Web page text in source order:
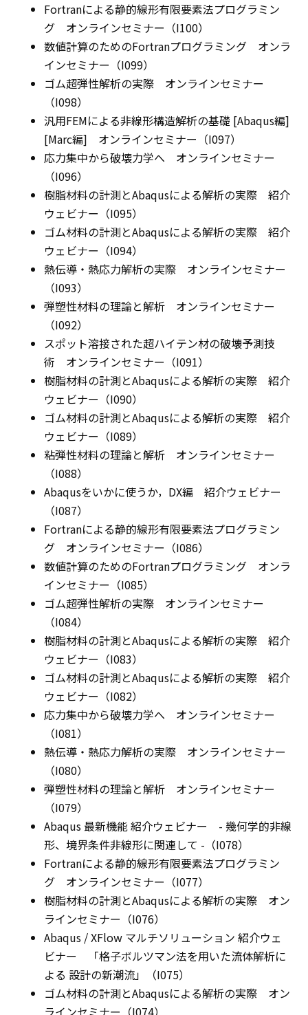
Fortranによる静的線形有限要素法プログラミン
グ オンラインセミナー（I100）
数値計算のためのFortranプログラミング オンラ
インセミナー（I099）
ゴム超弾性解析の実際 オンラインセミナー
（I098）
汎用FEMによる非線形構造解析の基礎 [Abaqus編]
[Marc編] オンラインセミナー（I097）
応力集中から破壊力学へ オンラインセミナー
（I096）
樹脂材料の計測とAbaqusによる解析の実際 紹介
ウェビナー（I095）
ゴム材料の計測とAbaqusによる解析の実際 紹介
ウェビナー（I094）
熱伝導・熱応力解析の実際 オンラインセミナー
（I093）
弾塑性材料の理論と解析 オンラインセミナー
（I092）
スポット溶接された超ハイテン材の破壊予測技
術 オンラインセミナー（I091）
樹脂材料の計測とAbaqusによる解析の実際 紹介
ウェビナー（I090）
ゴム材料の計測とAbaqusによる解析の実際 紹介
ウェビナー（I089）
粘弾性材料の理論と解析 オンラインセミナー
（I088）
Abaqusをいかに使うか，DX編 紹介ウェビナー
（I087）
Fortranによる静的線形有限要素法プログラミン
グ オンラインセミナー（I086）
数値計算のためのFortranプログラミング オンラ
インセミナー（I085）
ゴム超弾性解析の実際 オンラインセミナー
（I084）
樹脂材料の計測とAbaqusによる解析の実際 紹介
ウェビナー（I083）
ゴム材料の計測とAbaqusによる解析の実際 紹介
ウェビナー（I082）
応力集中から破壊力学へ オンラインセミナー
（I081）
熱伝導・熱応力解析の実際 オンラインセミナー
（I080）
弾塑性材料の理論と解析 オンラインセミナー
（I079）
Abaqus 最新機能 紹介ウェビナー - 幾何学的非線
形、境界条件非線形に関連して -（I078）
Fortranによる静的線形有限要素法プログラミン
グ オンラインセミナー（I077）
樹脂材料の計測とAbaqusによる解析の実際 オン
ラインセミナー（I076）
Abaqus / XFlow マルチソリューション 紹介ウェ
ビナー 「格子ボルツマン法を用いた流体解析に
よる 設計の新潮流」（I075）
ゴム材料の計測とAbaqusによる解析の実際 オン
ラインセミナー（I074）